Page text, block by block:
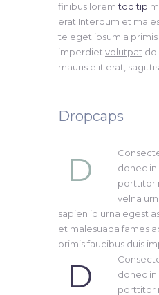
finibus loremtooltip
erat.Interdum et
te eget ipsum a primis
imperdiet volutpat
mauris elit erat, sagittis
Dropcaps
D
donec
porttitor
velna
sapien id urna egest
et malesuada fames
primis faucibus duis
D
donec
porttitor